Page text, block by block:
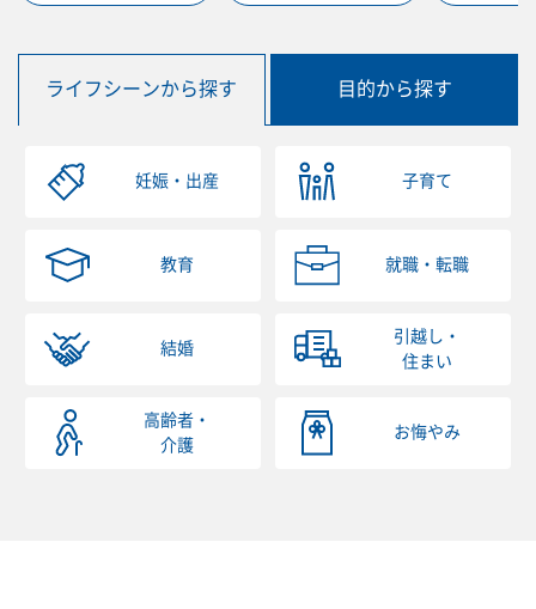
ライフシーンから探す 目的から探す
妊娠・出産 子育て
教育 就職・転職
結婚
引越し・
住まい
高齢者・
介護
お悔やみ